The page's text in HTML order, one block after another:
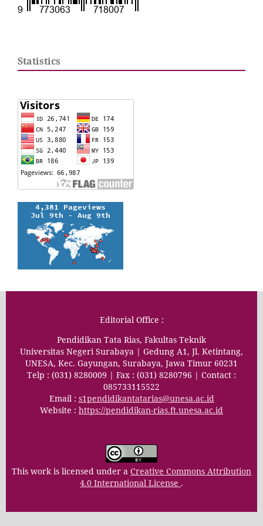
Statistics
Editorial Office :
Pendidikan Tata Rias, Fakultas Teknik
Universitas Negeri Surabaya | Gedung A1, Jl. Ketintang,
UNESA, Kec. Gayungan, Surabaya, Jawa Timur 60231
Telp : (031) 8280009 | Fax : (031) 8280796 | Contact :
085733115522
Email : s1pendidikantatarias@unesa.ac.id
Website : https://pendidikan-rias.ft.unesa.ac.id
This work is licensed under a Creative Commons Attribution
4.0 International License .